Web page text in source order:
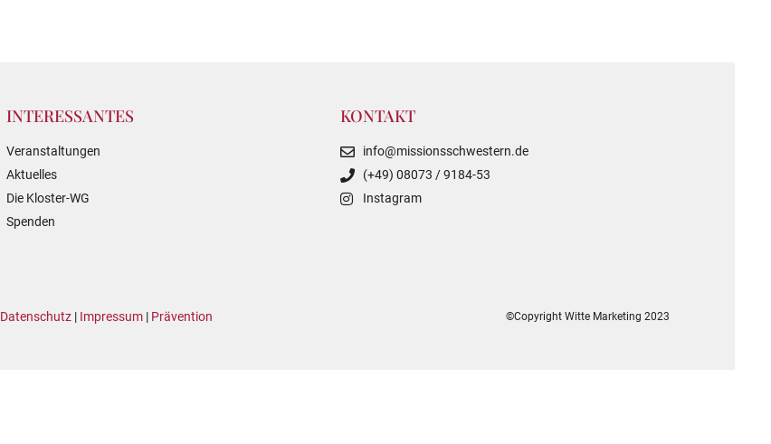
INTERESSANTES
Veranstaltungen
Aktuelles
Die Kloster-WG
Spenden
KONTAKT
info@missionsschwestern.de
(+49) 08073 / 9184-53
Instagram
Datenschutz| Impressum| Prävention ©Copyright Witte Marketing 2023